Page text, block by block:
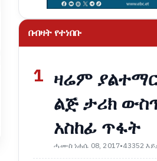
በብዛት የተነበቡ
1 ዛሬም
ልጅ ታሪክ
አስከፊ ጥፋት
ሓሙስ ነሐሴ 08, 2017•43352